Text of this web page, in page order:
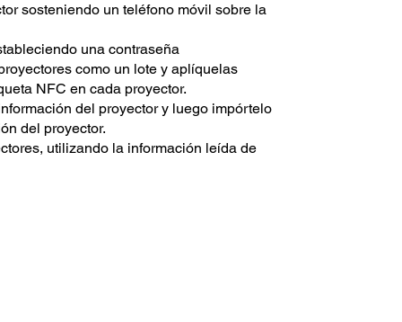
sosteniendo un teléfono móvil sobre la
una contraseña
como un lote y aplíquelas
NFC en cada proyector.
del proyector y luego impórtelo
del proyector.
utilizando la información leída de